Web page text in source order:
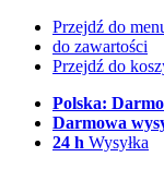
Przejdź do
do zawartości
Przejdź do
Polska:
Darmowa
24 h Wysyłka